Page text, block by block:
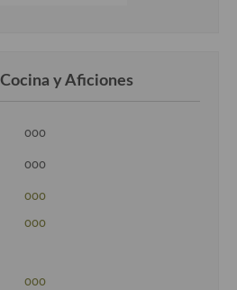
y Aficiones
ooo
ooo
ooo
ooo
ooo